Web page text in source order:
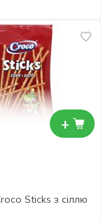
+
Sticks з сіллю